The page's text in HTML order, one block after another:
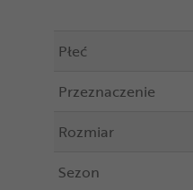
Płeć
Przeznaczenie
Rozmiar
Sezon